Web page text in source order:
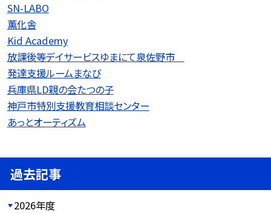
SN-LABO
薫化舎
Kid Academy
放課後等デイサービスゆまにて泉佐野市
発達支援ルームまなび
兵庫県LD親の会たつの子
神戸市特別支援教育相談センター
あっとオーティズム
過去記事
2026年度